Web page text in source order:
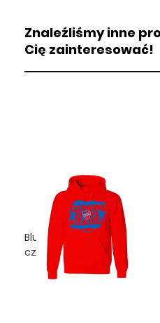
Znaleźliśmy inne
Cię zainteresować!
Bluza męska -
czerwono1921niebiescy